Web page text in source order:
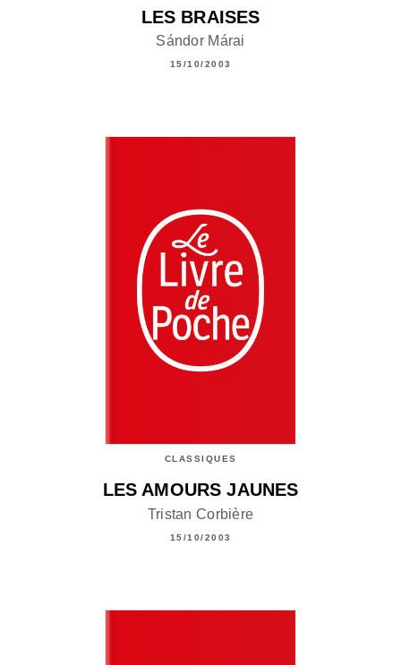
LES BRAISES
Sándor Márai
15/10/2003
CLASSIQUES
LES AMOURS JAUNES
Tristan Corbière
15/10/2003